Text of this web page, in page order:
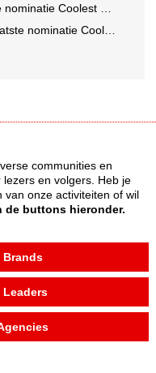
Dutch Brands 2026
Coolest Dutch Brands 2025
communities en
en volgers. Heb je
van onze activiteiten of wil
de buttons hieronder.
Brands
Leaders